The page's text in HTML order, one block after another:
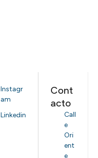
Instagr
am
Linkedin
Cont
acto
Call
e
Ori
ent
e